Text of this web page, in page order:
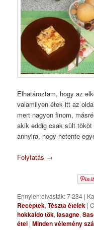
Elhatároztam, hogy az
valamilyen étek itt az
mert nagyon finom,
akik eddig csak sült
annyira, hogy hetente
Folytatás →
Ennyien olvasták: 7 234 |
Receptek,Tészta ételek |
hokkaido tök,lasagne,
étel |Minden vélemény